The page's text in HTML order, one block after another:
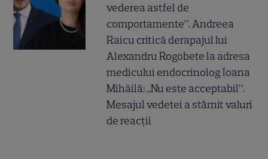
vederea astfel de
comportamente”. Andreea
Raicu critică derapajul lui
Alexandru Rogobete la adresa
medicului endocrinolog Ioana
Mihăilă: „Nu este acceptabil”.
Mesajul vedetei a stârnit valuri
de reacții